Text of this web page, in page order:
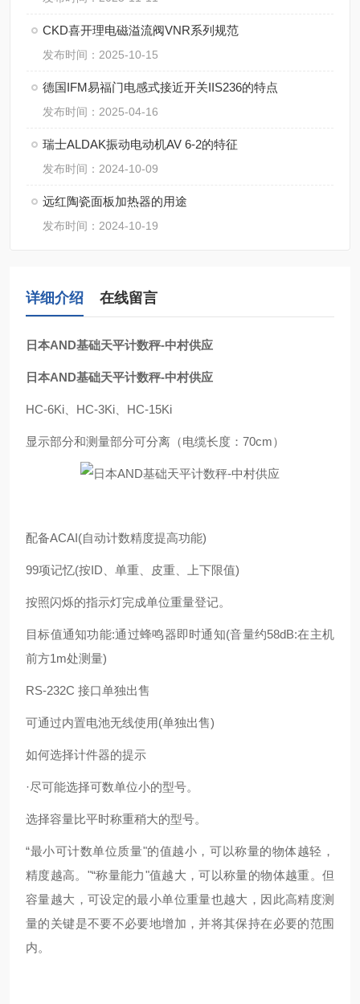
CKD喜开理电磁溢流阀VNR系列规范
发布时间：2025-10-15
德国IFM易福门电感式接近开关IIS236的特点
发布时间：2025-04-16
瑞士ALDAK振动电动机AV 6-2的特征
发布时间：2024-10-09
远红陶瓷面板加热器的用途
发布时间：2024-10-19
详细介绍 在线留言
日本AND基础天平计数秤-中村供应
日本AND基础天平计数秤-中村供应
HC-6Ki、HC-3Ki、HC-15Ki
显示部分和测量部分可分离（电缆长度：70cm）
配备ACAI(自动计数精度提高功能)
99项记忆(按ID、单重、皮重、上下限值)
按照闪烁的指示灯完成单位重量登记。
目标值通知功能:通过蜂鸣器即时通知(音量约58dB:在主机
前方1m处测量)
RS-232C 接口单独出售
可通过内置电池无线使用(单独出售)
如何选择计件器的提示
·尽可能选择可数单位小的型号。
选择容量比平时称重稍大的型号。
“最小可计数单位质量"的值越小，可以称量的物体越轻，
精度越高。"“称量能力"值越大，可以称量的物体越重。但
容量越大，可设定的最小单位重量也越大，因此高精度测
量的关键是不要不必要地增加，并将其保持在必要的范围
内。